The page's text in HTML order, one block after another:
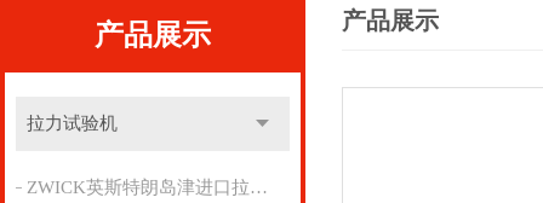
产品展示
拉力试验机
ZWICK英斯特朗岛津进口拉力机
产品展示